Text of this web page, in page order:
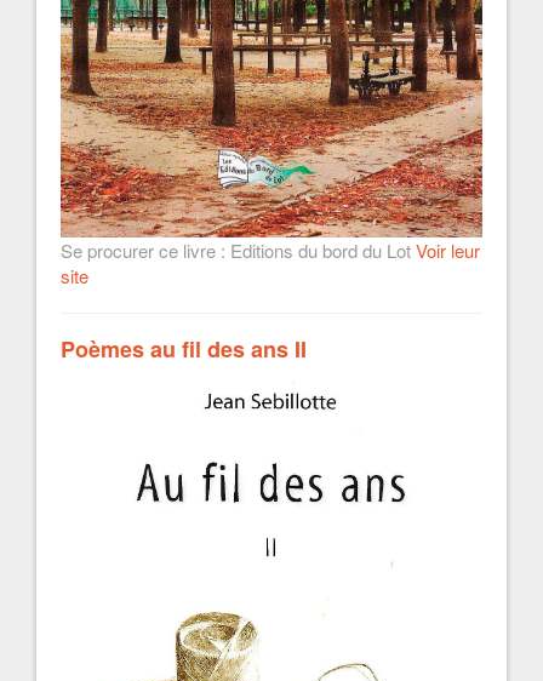
Se procurer ce livre : Editions du bord du LotVoir leur
site
Poèmes au fil des ans II